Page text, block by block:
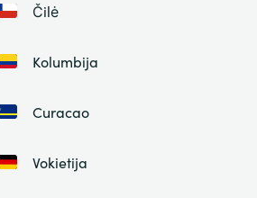
Čilė
Kolumbija
Curacao
Vokietija